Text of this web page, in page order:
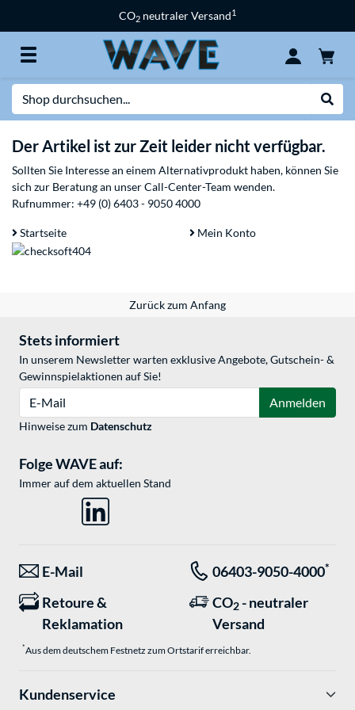
CO2 neutraler Versand1
Der Artikel ist zur Zeit leider nicht verfügbar.
Sollten Sie Interesse an einem Alternativprodukt haben, können Sie
sich zur Beratung an unser Call-Center-Team wenden.
Rufnummer: +49 (0) 6403 - 9050 4000
Startseite Mein Konto
Zurück zum Anfang
Stets informiert
In unserem Newsletter warten exklusive Angebote, Gutschein- &
Gewinnspielaktionen auf Sie!
Anmelden
Hinweise zum Datenschutz
Folge WAVE auf:
Immer auf dem aktuellen Stand
E-Mail 06403-9050-4000*
Retoure &
Reklamation
CO2 - neutraler
Versand
*Aus dem deutschem Festnetz zum Ortstarif erreichbar.
Kundenservice